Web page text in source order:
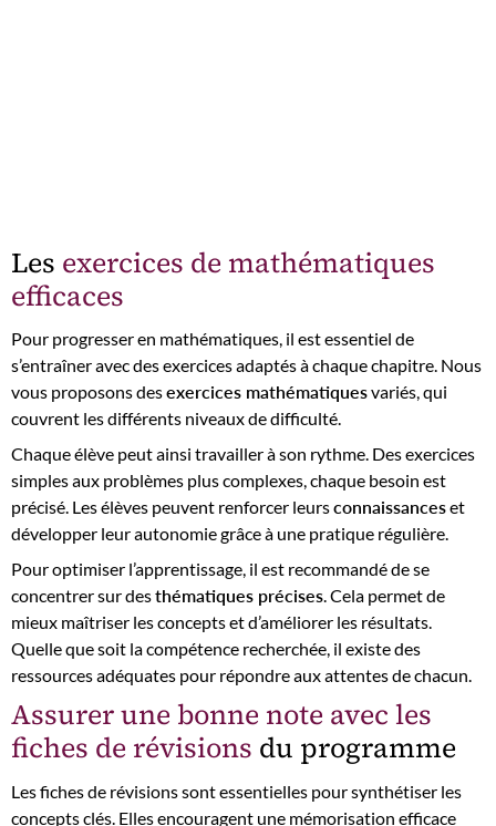
Les exercices de mathématiques
efficaces
Pour progresser en mathématiques, il est essentiel de
s’entraîner avec des exercices adaptés à chaque chapitre. Nous
vous proposons desexercices mathématiquesvariés, qui
couvrent les différents niveaux de difficulté.
Chaque élève peut ainsi travailler à son rythme. Des exercices
simples aux problèmes plus complexes, chaque besoin est
précisé. Les élèves peuvent renforcer leursconnaissanceset
développer leur autonomie grâce à une pratique régulière.
Pour optimiser l’apprentissage, il est recommandé de se
concentrer sur desthématiques précises. Cela permet de
mieux maîtriser les concepts et d’améliorer les résultats.
Quelle que soit la compétence recherchée, il existe des
ressources adéquates pour répondre aux attentes de chacun.
Assurer une bonne note avec les
fiches de révisions du programme
Les fiches de révisions sont essentielles pour synthétiser les
concepts clés. Elles encouragent une mémorisation efficace